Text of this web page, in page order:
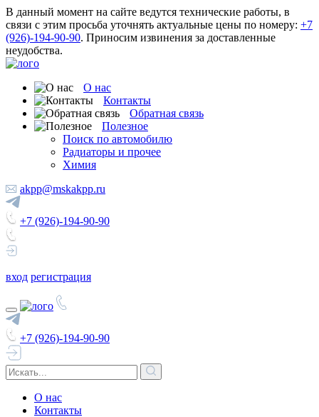
В данный момент на сайте ведутся технические работы, в
связи с этим просьба уточнять актуальные цены по номеру: +7
(926)-194-90-90. Приносим извинения за доставленные
неудобства.
О нас
Контакты
Обратная связь
Полезное
Поиск по автомобилю
Радиаторы и прочее
Химия
akpp@mskakpp.ru
+7 (926)-194-90-90
вход регистрация
+7 (926)-194-90-90
О нас
Контакты